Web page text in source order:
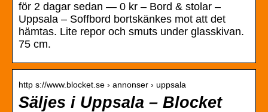
för 2 dagar sedan — 0 kr – Bord & stolar –
Uppsala – Soffbord bortskänkes mot att det
hämtas. Lite repor och smuts under glasskivan.
75 cm.
http s://www.blocket.se › annonser › uppsala
Säljes i Uppsala – Blocket